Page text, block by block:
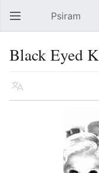
Hauptmenü öffnen Psiram
Black Eyed
Sprache